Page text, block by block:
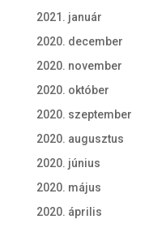
2021. január
2020. december
2020. november
2020. október
2020. szeptember
2020. augusztus
2020. június
2020. május
2020. április